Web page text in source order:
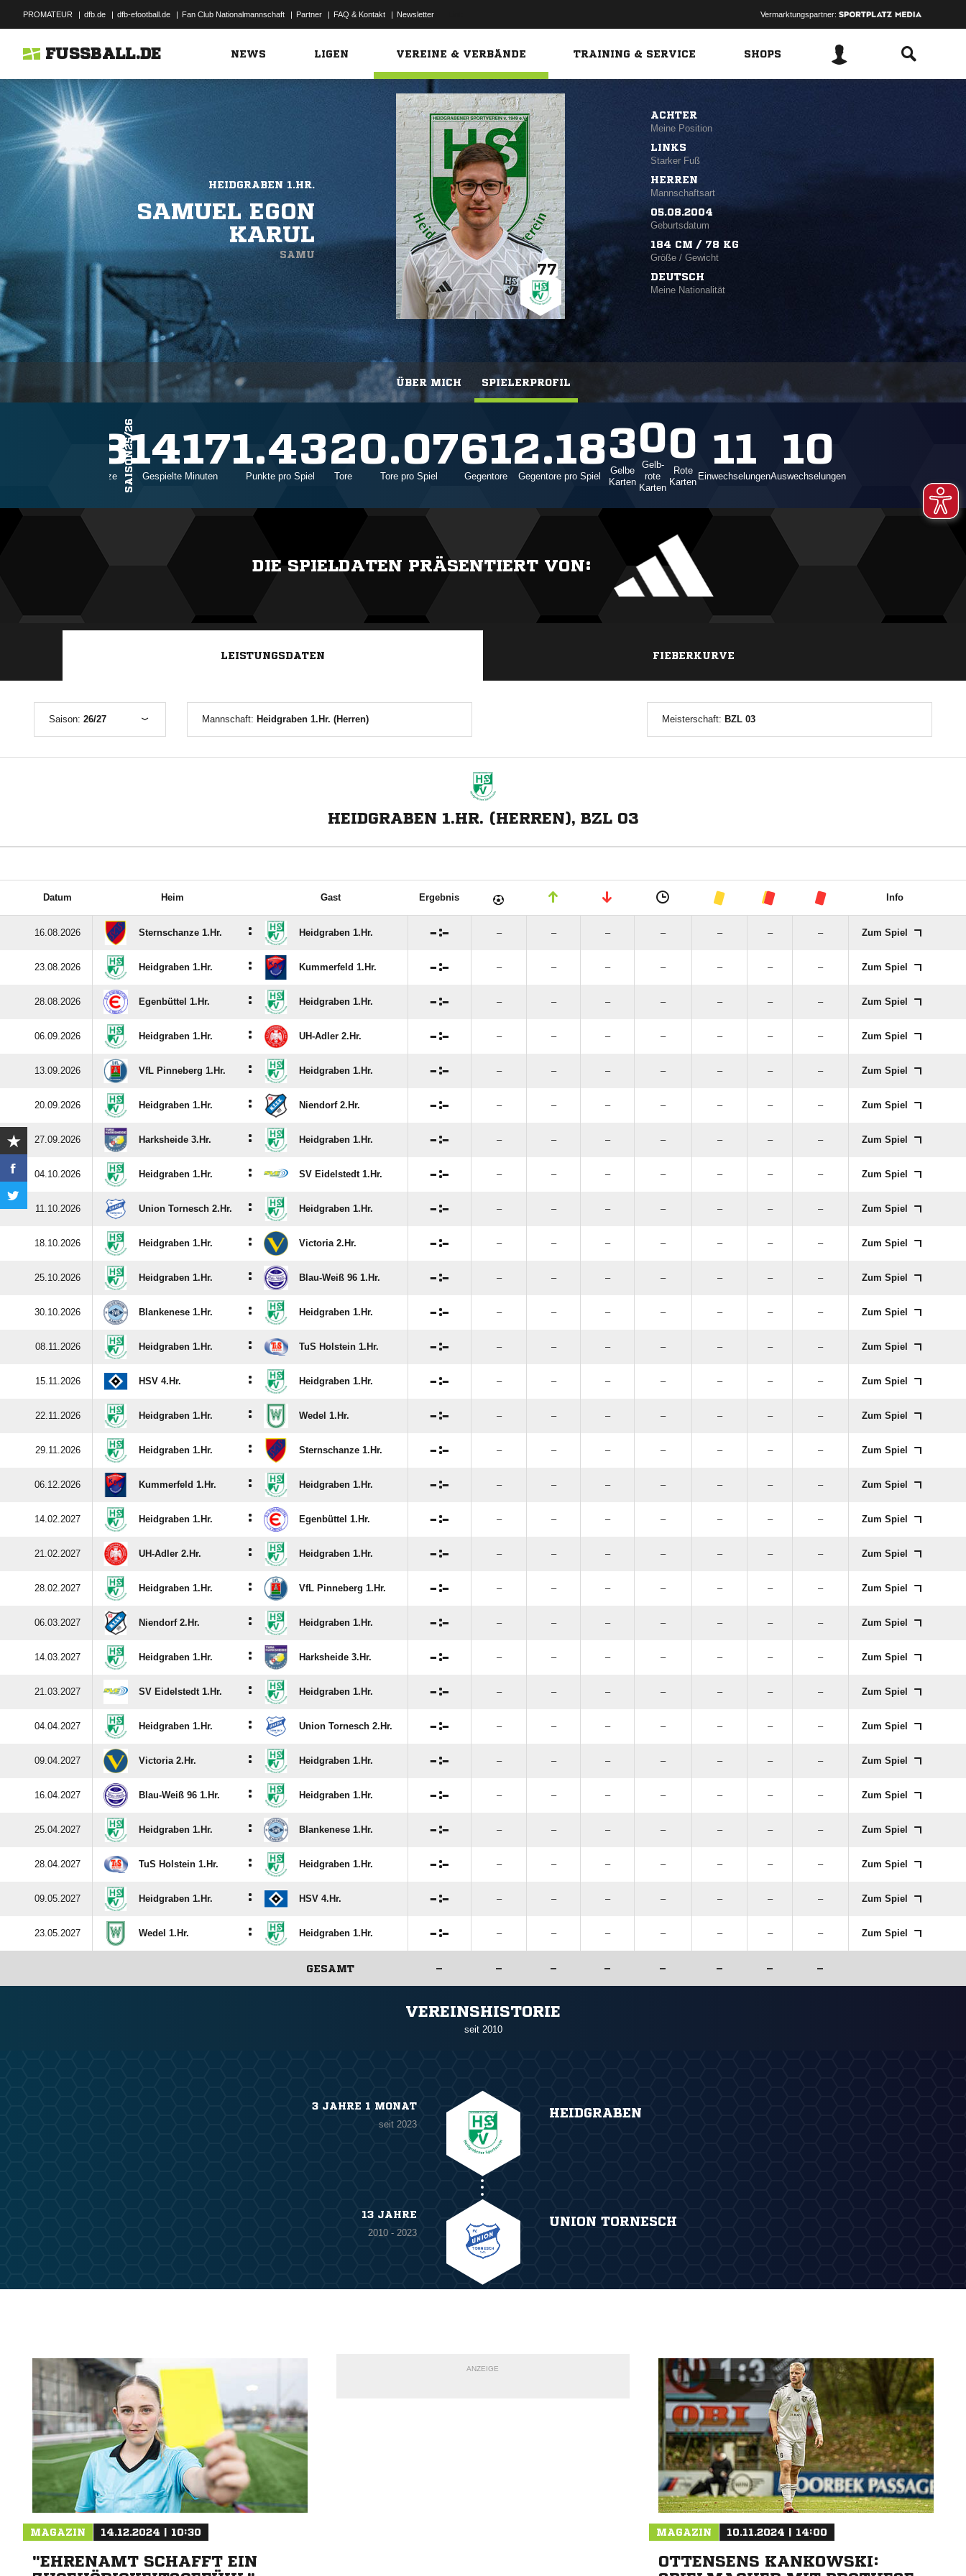
PROMATEUR | dfb.de | dfb-efootball.de | Fan Club Nationalmannschaft | Partner | FAQ & Kontakt | Newsletter Vermarktungspartner:
FUSSBALL.DE NEWS LIGEN VEREINE & VERBÄNDE TRAINING & SERVICE SHOPS
ÜBER MICH SPIELERPROFIL
HEIDGRABEN 1.HR.
SAMUEL EGON
KARUL
77
SAMU
ACHTER
Meine Position
LINKS
Starker Fuß
HERREN
Mannschaftsart
05.08.2004
Geburtsdatum
184 CM / 78 KG
Größe / Gewicht
DEUTSCH
Meine Nationalität
SAISON25/26
28
Einsätze
1417
Gespielte Minuten
1.43
Punkte pro Spiel
2
Tore
0.07
Tore pro Spiel
61
Gegentore
2.18
Gegentore pro Spiel
3
Gelbe
Karten
0
Gelb-
rote
Karten
0
Rote
Karten
11
Einwechselungen
10
Auswechselungen
DIE SPIELDATEN PRÄSENTIERT VON:
LEISTUNGSDATEN FIEBERKURVE
Saison: 26/27 Mannschaft: Heidgraben 1.Hr. (Herren) Meisterschaft: BZL 03
HEIDGRABEN 1.HR. (HERREN), BZL 03
Datum Heim Gast Ergebnis Info
16.08.2026 Sternschanze 1.Hr. : Heidgraben 1.Hr. : – – – – – – – Zum Spiel
23.08.2026 Heidgraben 1.Hr. : Kummerfeld 1.Hr. : – – – – – – – Zum Spiel
28.08.2026 Egenbüttel 1.Hr. : Heidgraben 1.Hr. : – – – – – – – Zum Spiel
06.09.2026 Heidgraben 1.Hr. : UH-Adler 2.Hr. : – – – – – – – Zum Spiel
13.09.2026 VfL Pinneberg 1.Hr. : Heidgraben 1.Hr. : – – – – – – – Zum Spiel
20.09.2026 Heidgraben 1.Hr. : Niendorf 2.Hr. : – – – – – – – Zum Spiel
27.09.2026 Harksheide 3.Hr. : Heidgraben 1.Hr. : – – – – – – – Zum Spiel
04.10.2026 Heidgraben 1.Hr. : SV Eidelstedt 1.Hr. : – – – – – – – Zum Spiel
11.10.2026 Union Tornesch 2.Hr. : Heidgraben 1.Hr. : – – – – – – – Zum Spiel
18.10.2026 Heidgraben 1.Hr. : Victoria 2.Hr. : – – – – – – – Zum Spiel
25.10.2026 Heidgraben 1.Hr. : Blau-Weiß 96 1.Hr. : – – – – – – – Zum Spiel
30.10.2026 Blankenese 1.Hr. : Heidgraben 1.Hr. : – – – – – – – Zum Spiel
08.11.2026 Heidgraben 1.Hr. : TuS Holstein 1.Hr. : – – – – – – – Zum Spiel
15.11.2026 HSV 4.Hr. : Heidgraben 1.Hr. : – – – – – – – Zum Spiel
22.11.2026 Heidgraben 1.Hr. : Wedel 1.Hr. : – – – – – – – Zum Spiel
29.11.2026 Heidgraben 1.Hr. : Sternschanze 1.Hr. : – – – – – – – Zum Spiel
06.12.2026 Kummerfeld 1.Hr. : Heidgraben 1.Hr. : – – – – – – – Zum Spiel
14.02.2027 Heidgraben 1.Hr. : Egenbüttel 1.Hr. : – – – – – – – Zum Spiel
21.02.2027 UH-Adler 2.Hr. : Heidgraben 1.Hr. : – – – – – – – Zum Spiel
28.02.2027 Heidgraben 1.Hr. : VfL Pinneberg 1.Hr. : – – – – – – – Zum Spiel
06.03.2027 Niendorf 2.Hr. : Heidgraben 1.Hr. : – – – – – – – Zum Spiel
14.03.2027 Heidgraben 1.Hr. : Harksheide 3.Hr. : – – – – – – – Zum Spiel
21.03.2027 SV Eidelstedt 1.Hr. : Heidgraben 1.Hr. : – – – – – – – Zum Spiel
04.04.2027 Heidgraben 1.Hr. : Union Tornesch 2.Hr. : – – – – – – – Zum Spiel
09.04.2027 Victoria 2.Hr. : Heidgraben 1.Hr. : – – – – – – – Zum Spiel
16.04.2027 Blau-Weiß 96 1.Hr. : Heidgraben 1.Hr. : – – – – – – – Zum Spiel
25.04.2027 Heidgraben 1.Hr. : Blankenese 1.Hr. : – – – – – – – Zum Spiel
28.04.2027 TuS Holstein 1.Hr. : Heidgraben 1.Hr. : – – – – – – – Zum Spiel
09.05.2027 Heidgraben 1.Hr. : HSV 4.Hr. : – – – – – – – Zum Spiel
23.05.2027 Wedel 1.Hr. : Heidgraben 1.Hr. : – – – – – – – Zum Spiel
GESAMT – – – – – – – –
VEREINSHISTORIE
seit 2010
3 JAHRE 1 MONAT
seit 2023
HEIDGRABEN
13 JAHRE
2010 - 2023
UNION TORNESCH
MAGAZIN 14.12.2024 | 10:30
"EHRENAMT SCHAFFT EIN
ANZEIGE
MAGAZIN 10.11.2024 | 14:00
OTTENSENS KANKOWSKI: